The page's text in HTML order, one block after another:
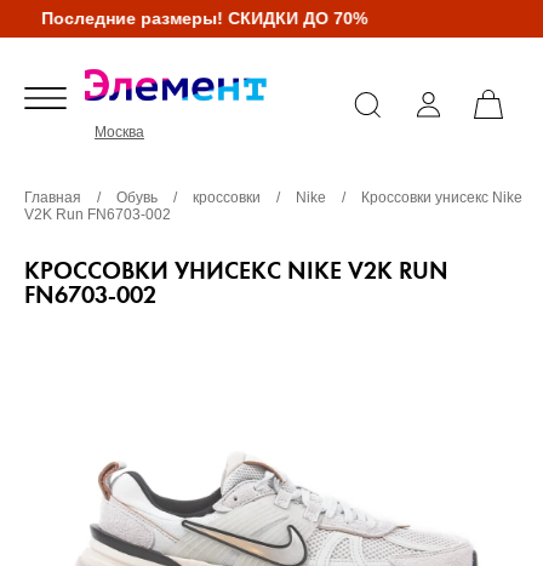
Последние размеры! СКИДКИ ДО 70%
Москва
Главная / Обувь / кроссовки / Nike /
Кроссовки унисекс Nike
V2K Run FN6703-002
КРОССОВКИ УНИСЕКС NIKE V2K RUN
FN6703-002